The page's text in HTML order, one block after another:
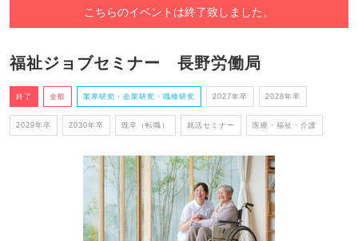
こちらのイベントは終了致しました。
福祉ジョブセミナー 長野労働局
終了 全般 業界研究・企業研究・職種研究 2027年卒 2028年卒
2029年卒 2030年卒 既卒（転職） 就活セミナー 医療・福祉・介護